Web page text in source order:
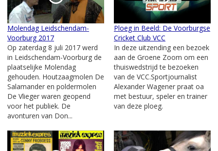
Molendag Leidschendam-
Voorburg 2017
Op zaterdag 8 juli 2017 werd
in Leidschendam-Voorburg de
plaatselijke Molendag
gehouden. Houtzaagmolen De
Salamander en poldermolen
De Vlieger waren geopend
voor het publiek. De
avonturen van Don...
Ploeg in Beeld: De Voorburgse
Cricket Club VCC
In deze uitzending een bezoek
aan de Groene Zoom om een
thuiswedstrijd te bezoeken
van de VCC.Sportjournalist
Alexander Wagener praat oa
met bestuur, speler en trainer
van deze ploeg.